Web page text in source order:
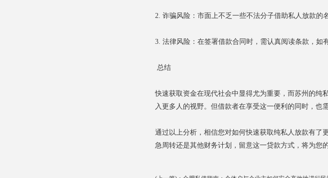
2. 诈骗风险：市面上不乏一些不法分子借助私人放款的
3. 法律风险：在签署借款合同时，需认真阅读条款，如
总结
快速获取资金在现代社会中显得尤为重要，而苏州的纯
入更多人的视野。但借款者在享受这一便利的同时，也
通过以上分析，相信您对如何快速获取纯私人放款有了
急周转还是其他财务计划，留意这一贷款方式，将为您